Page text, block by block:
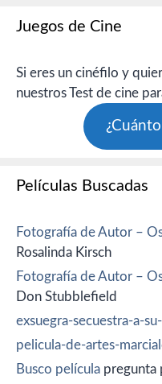
Juegos de Cine
Si eres un cinéfilo y
nuestros Test de cine
Películas Buscadas
Fotografía de Autor –
Rosalinda Kirsch
Fotografía de Autor –
Don Stubblefield
exsuegra-secuestra-a-
pelicula-de-artes-
Busco película pregunta